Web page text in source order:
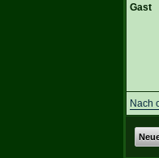
Gast
Nach